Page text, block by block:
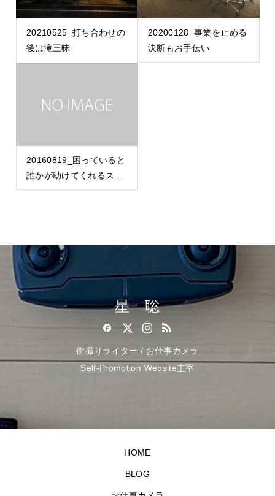
20210525_打ち合わせの
後は滝三昧
20200128_事業を止める
決断もお手伝い
20160819_困っていると
誰かが助けてくれるス...
星 聡
街撮りライター / お仕事カメラ
Self-Promotion Website主宰
HOME
BLOG